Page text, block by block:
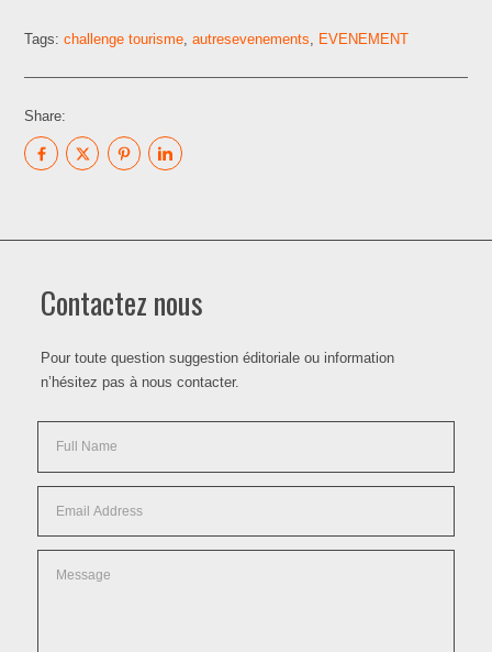
Tags:challenge tourisme,autresevenements, EVENEMENT
Share:
Contactez nous
Pour toute question suggestion éditoriale ou information
n’hésitez pas à nous contacter.